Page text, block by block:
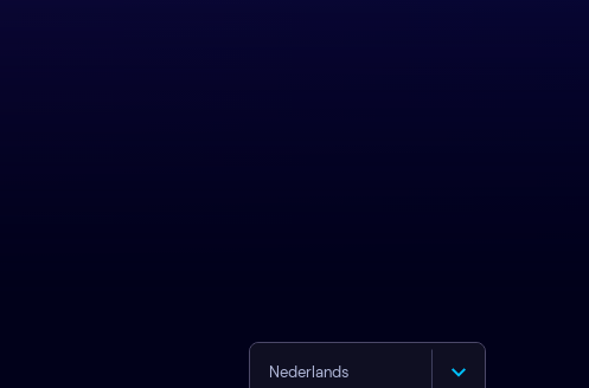
Nederlands